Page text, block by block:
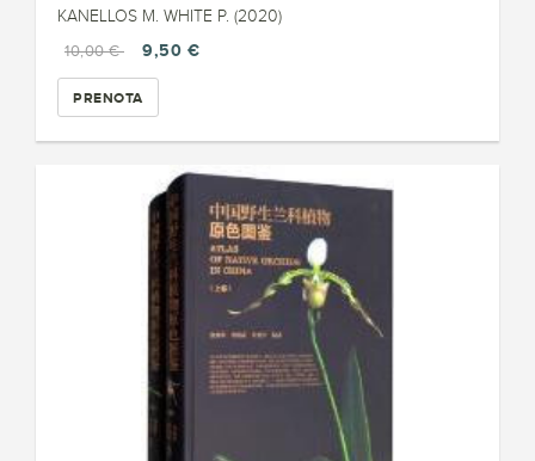
KANELLOS M. WHITE P. (2020)
10,00 €
9,50 €
PRENOTA